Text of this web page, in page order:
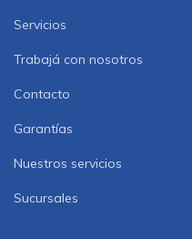
Servicios
Trabajá con nosotros
Contacto
Garantías
Nuestros servicios
Sucursales